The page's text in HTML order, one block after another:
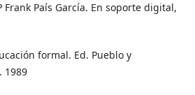
País García. En soporte digital,
formal. Ed. Pueblo y
1989